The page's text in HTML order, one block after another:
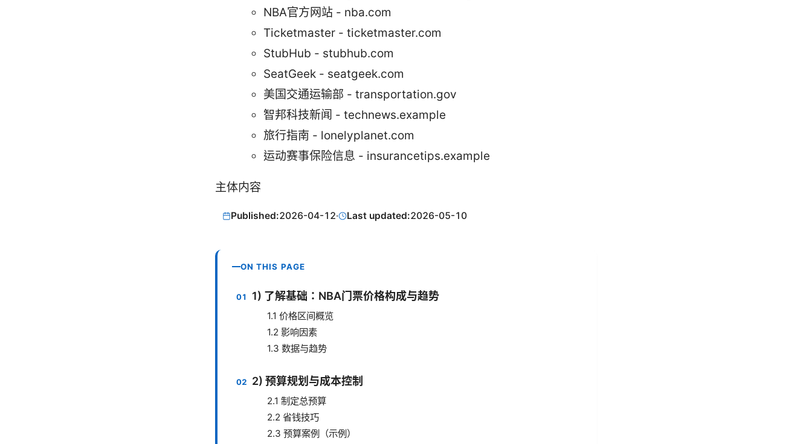
NBA官方网站 - nba.com
Ticketmaster - ticketmaster.com
StubHub - stubhub.com
SeatGeek - seatgeek.com
美国交通运输部 - transportation.gov
智邦科技新闻 - technews.example
旅行指南 - lonelyplanet.com
运动赛事保险信息 - insurancetips.example
主体内容
Published:2026-04-12· Last updated:2026-05-10
ON THIS PAGE
1) 了解基础：NBA门票价格构成与趋势
1.1 价格区间概览
1.2 影响因素
1.3 数据与趋势
2) 预算规划与成本控制
2.1 制定总预算
2.2 省钱技巧
2.3 预算案例（示例）